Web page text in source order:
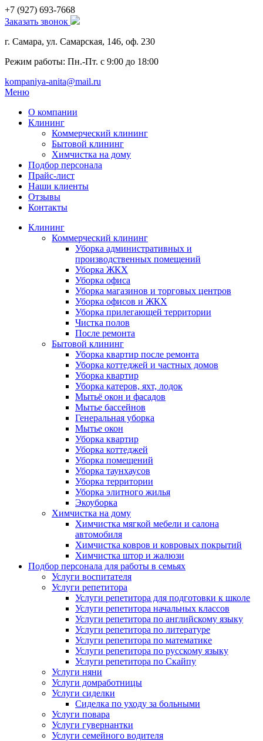
+7 (927) 693-7668
Заказать звонок
г. Самара, ул. Самарская, 146, оф. 230
Режим работы: Пн.-Пт. с 9:00 до 18:00
kompaniya-anita@mail.ru
Меню
О компании
Клининг
Коммерческий клининг
Бытовой клининг
Химчистка на дому
Подбор персонала
Прайс-лист
Наши клиенты
Отзывы
Контакты
Клининг
Коммерческий клининг
Уборка административных и
производственных помещений
Уборка ЖКХ
Уборка офиса
Уборка магазинов и торговых центров
Уборка офисов и ЖКХ
Уборка прилегающей территории
Чистка полов
После ремонта
Бытовой клининг
Уборка квартир после ремонта
Уборка коттеджей и частных домов
Уборка квартир
Уборка катеров, яхт, лодок
Мытьё окон и фасадов
Мытье бассейнов
Генеральная уборка
Мытье окон
Уборка квартир
Уборка коттеджей
Уборка помещений
Уборка таунхаусов
Уборка территории
Уборка элитного жилья
Экоуборка
Химчистка на дому
Химчистка мягкой мебели и салона
автомобиля
Химчистка ковров и ковровых покрытий
Химчистка штор и жалюзи
Подбор персонала для работы в семьях
Услуги воспитателя
Услуги репетитора
Услуги репетитора для подготовки к школе
Услуги репетитора начальных классов
Услуги репетитора по английскому языку
Услуги репетитора по литературе
Услуги репетитора по математике
Услуги репетитора по русскому языку
Услуги репетитора по Скайпу
Услуги няни
Услуги домработницы
Услуги сиделки
Сиделка по уходу за больными
Услуги повара
Услуги гувернантки
Услуги семейного водителя